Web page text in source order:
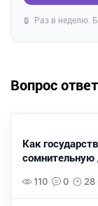
🔒 Раз в неделю.
Вопрос ответ
Как
сомнительную
110 0 28